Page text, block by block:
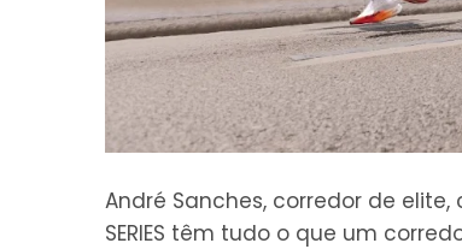
André Sanches, corredor de elite,
SERIES têm tudo o que um